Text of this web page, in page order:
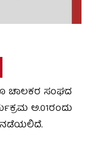
ಚಾಲಕರ ಸಂಘದ
ಅ.01ರಂದು
ನಡೆಯಲಿದೆ.